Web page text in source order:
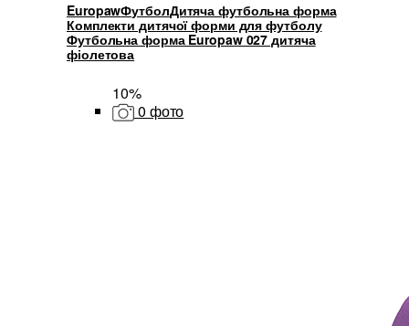
EuropawФутболДитяча футбольна форма
Комплекти дитячої форми для футболу
Футбольна форма Europaw 027 дитяча
фіолетова
10%
0 фото